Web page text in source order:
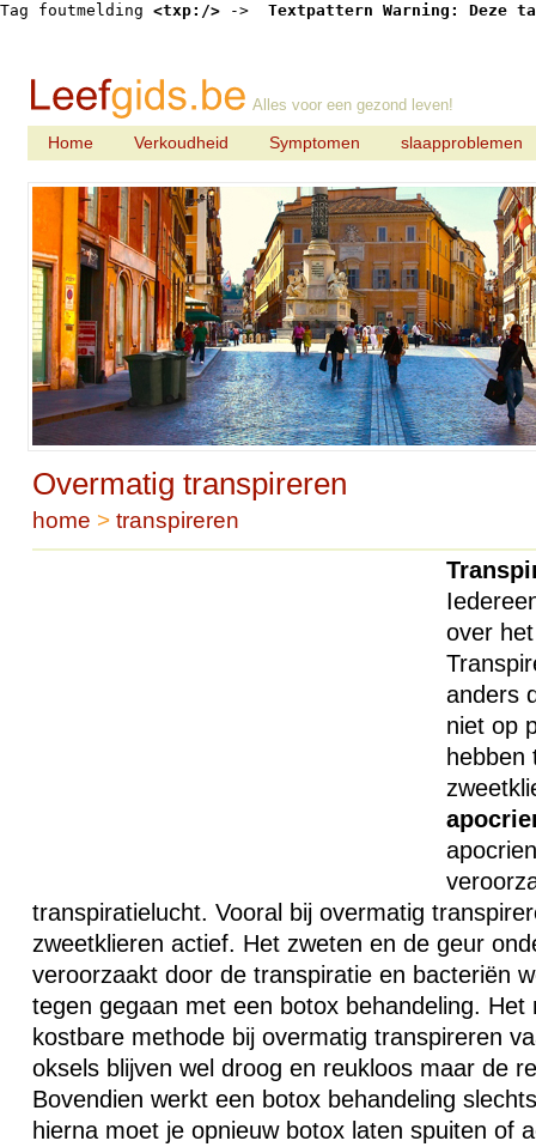
Tag foutmelding <txp:/> -> Textpattern Warning: Deze
Alles voor een gezond leven!
Home Verkoudheid Symptomen slaapproblemen
Overmatig transpireren
home > transpireren
over
anders
niet op
hebben
transpiratielucht. Vooral bij overmatig
zweetklieren actief. Het zweten en de geur
veroorzaakt door de transpiratie en bacteriën
tegen gegaan met een botox behandeling. Het
kostbare methode bij overmatig transpireren
oksels blijven wel droog en reukloos maar de
Bovendien werkt een botox behandeling
hierna moet je opnieuw botox laten spuiten of